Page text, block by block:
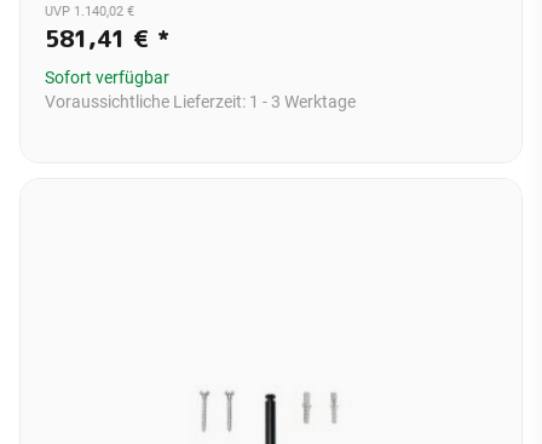
UVP 1.140,02 €
581,41 € *
Sofort verfügbar
Voraussichtliche Lieferzeit: 1 - 3 Werktage